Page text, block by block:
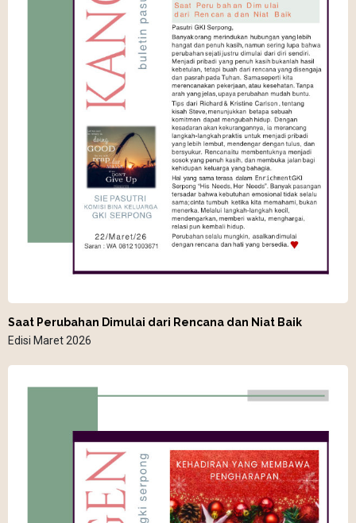
Saat Perubahan Dimulai dari Rencana dan Niat Baik
Edisi Maret 2026